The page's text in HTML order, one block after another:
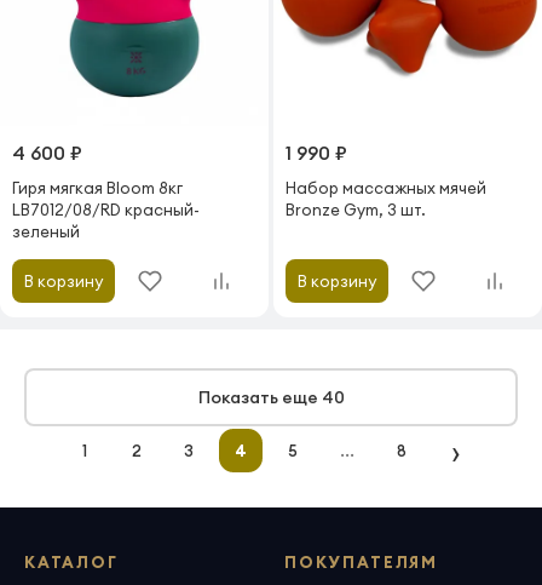
4 600 ₽
Гиря мягкая Bloom 8кг
LB7012/08/RD красный-
зеленый
В корзину
1 990 ₽
Набор массажных мячей
Bronze Gym, 3 шт.
В корзину
Показать еще 40
1 2 3 4 5 ... 8 ›
КАТАЛОГ ПОКУПАТЕЛЯМ